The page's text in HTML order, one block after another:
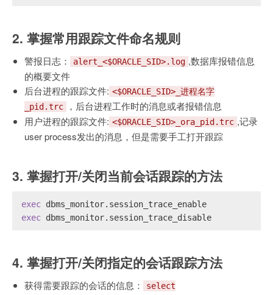
2. 掌握常用跟踪文件命名规则
警报日志： alert_<$ORACLE_SID>.log ,数据库报错信息
的概要文件
后台进程的跟踪文件: <$ORACLE_SID>_进程名字
_pid.trc
，后台进程工作时的消息或者报错信息
用户进程的跟踪文件: <$ORACLE_SID>_ora_pid.trc ,记录
user process发出的消息，但是需要手工打开跟踪
3. 掌握打开/关闭当前会话跟踪的方法
exec dbms_monitor.session_trace_enable
exec dbms_monitor.session_trace_disable
4. 掌握打开/关闭指定的会话跟踪方法
获得需要跟踪的会话的信息：
select